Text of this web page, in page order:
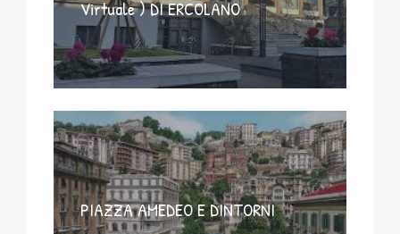
Virtuale ) DI ERCOLANO
PIAZZA AMEDEO E DINTORNI